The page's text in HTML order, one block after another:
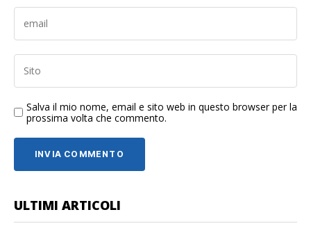
Salva il mio nome, email e sito web in questo browser per la
prossima volta che commento.
ULTIMI ARTICOLI